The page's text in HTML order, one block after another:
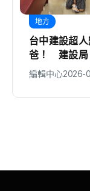
地方
台中建設超
爸！ 建設局
牽小手」親子
慶父親節
編輯中心2026-